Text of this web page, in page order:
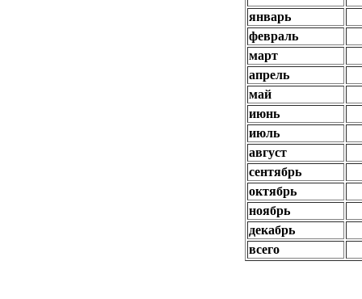
январь
февраль
март
апрель
май
июнь
июль
август
сентябрь
октябрь
ноябрь
декабрь
всего